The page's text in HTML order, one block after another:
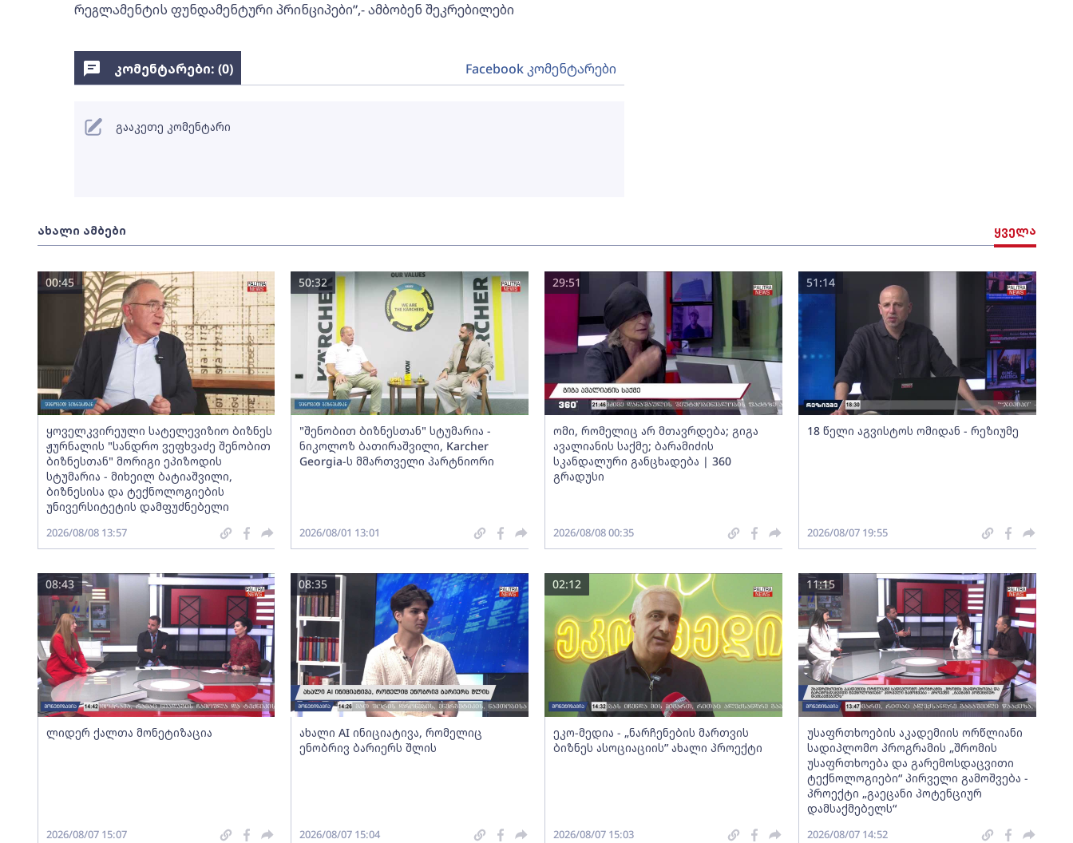
რეგლამენტის ფუნდამენტური პრინციპები”,- ამბობენ შეკრებილები
ახალი ამბები ყველა
ყოველკვირეული სატელევიზიო ბიზნეს
ჟურნალის "სანდრო ვეფხვაძე შენობით
ბიზნესთან" მორიგი ეპიზოდის
სტუმარია - მიხეილ ბატიაშვილი,
ბიზნესისა და ტექნოლოგიების
უნივერსიტეტის დამფუძნებელი
00:45
2026/08/08 13:57
"შენობით ბიზნესთან" სტუმარია -
ნიკოლოზ ბათირაშვილი, Karcher
Georgia-ს მმართველი პარტნიორი
50:32
2026/08/01 13:01
ომი, რომელიც არ მთავრდება; გიგა
ავალიანის საქმე; ბარამიძის
სკანდალური განცხადება | 360
გრადუსი
29:51
2026/08/08 00:35
18 წელი აგვისტოს ომიდან - რეზიუმე
51:14
2026/08/07 19:55
ლიდერ ქალთა მონეტიზაცია
08:43
2026/08/07 15:07
ახალი AI ინიციატივა, რომელიც
ენობრივ ბარიერს შლის
08:35
2026/08/07 15:04
ეკო-მედია - „ნარჩენების მართვის
ბიზნეს ასოციაციის” ახალი პროექტი
02:12
2026/08/07 15:03
უსაფრთხოების აკადემიის ორწლიანი
სადიპლომო პროგრამის „შრომის
უსაფრთხოება და გარემოსდაცვითი
ტექნოლოგიები“ პირველი გამოშვება -
პროექტი „გაეცანი პოტენციურ
დამსაქმებელს“
11:15
2026/08/07 14:52
კომენტარები: (0) Facebook კომენტარები
გააკეთე კომენტარი